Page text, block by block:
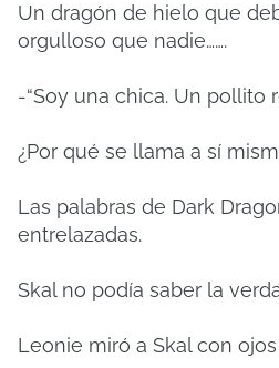
Un dragón de hielo que
orgulloso que nadie…….
-“Soy una chica. Un pollito
¿Por qué se llama a sí
Las palabras de Dark
entrelazadas.
Skal no podía saber la
Leonie miró a Skal con